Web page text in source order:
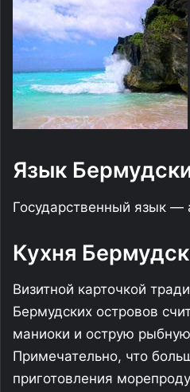
Язык
Государственный язык —
Кухня
Визитной карточкой
Бермудских островов
маниоки и острую
Примечательно, что
приготовления